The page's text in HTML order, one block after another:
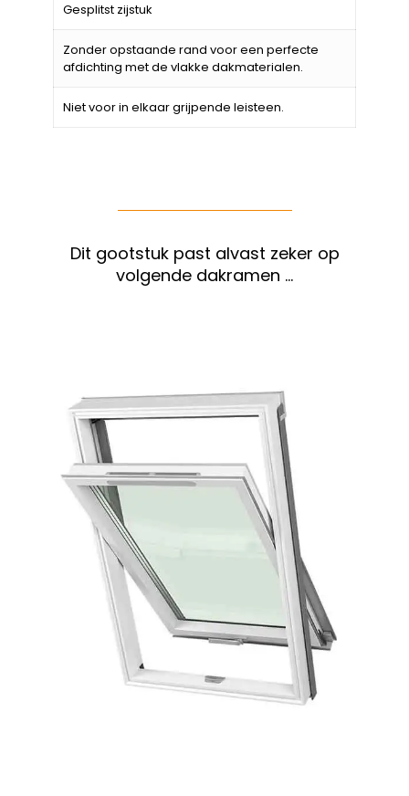
Gesplitst zijstuk
Zonder opstaande rand voor een perfecte
afdichting met de vlakke dakmaterialen.
Niet voor in elkaar grijpende leisteen.
Dit gootstuk past alvast zeker op
volgende dakramen …